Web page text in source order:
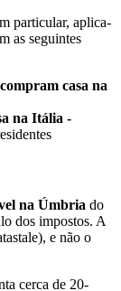
particular, aplica-
as seguintes
casa na
na Itália -
na Úmbria do
dos impostos. A
e não o
cerca de 20-